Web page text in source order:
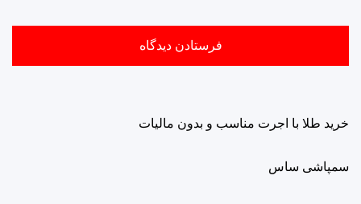
خرید طلا با اجرت مناسب و بدون مالیات
سمپاشی ساس